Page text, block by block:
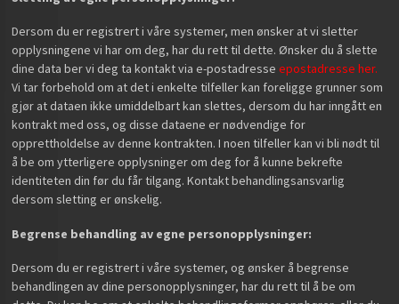
Dersom du er registrert i våre systemer, men ønsker at vi sletter
opplysningene vi har om deg, har du rett til dette. Ønsker du å slette
dine data ber vi deg ta kontakt via e-postadresseepostadresse her.
Vi tar forbehold om at det i enkelte tilfeller kan foreligge grunner som
gjør at dataen ikke umiddelbart kan slettes, dersom du har inngått en
kontrakt med oss, og disse dataene er nødvendige for
opprettholdelse av denne kontrakten. I noen tilfeller kan vi bli nødt til
å be om ytterligere opplysninger om deg for å kunne bekrefte
identiteten din før du får tilgang. Kontakt behandlingsansvarlig
dersom sletting er ønskelig.
Begrense behandling av egne personopplysninger:
Dersom du er registrert i våre systemer, og ønsker å begrense
behandlingen av dine personopplysninger, har du rett til å be om